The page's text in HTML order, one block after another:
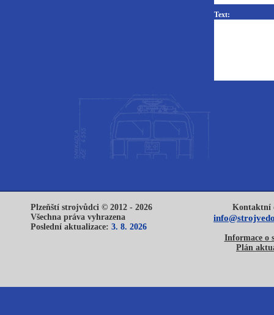
Text:
Plzeňští strojvůdci © 2012 - 2026
Všechna práva vyhrazena
Poslední aktualizace: 3. 8. 2026
Kontaktní
Informace o
Plán